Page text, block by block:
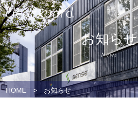
お知らせ
News
HOME > お知らせ